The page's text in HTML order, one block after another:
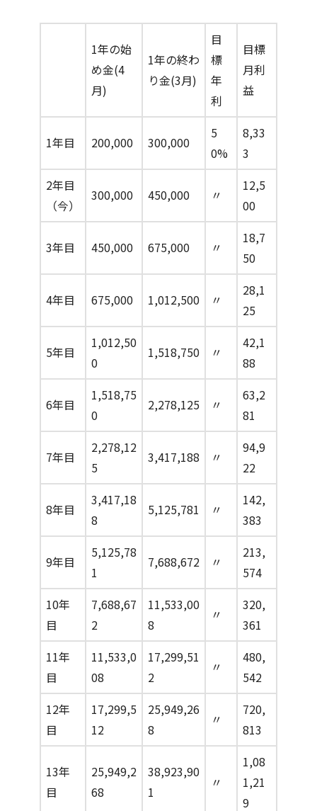
1年の始
め金(4
月)
1年の終わ
り金(3月)
目
標
年
利
目標
月利
益
1年目 200,000 300,000
5
0%
8,33
3
2年目
（今）
300,000 450,000 〃
12,5
00
3年目 450,000 675,000 〃
18,7
50
4年目 675,000 1,012,500 〃
28,1
25
5年目
1,012,50
0
1,518,750 〃
42,1
88
6年目
1,518,75
0
2,278,125 〃
63,2
81
7年目
2,278,12
5
3,417,188 〃
94,9
22
8年目
3,417,18
8
5,125,781 〃
142,
383
9年目
5,125,78
1
7,688,672 〃
213,
574
10年
目
7,688,67
2
11,533,00
8
〃
320,
361
11年
目
11,533,0
08
17,299,51
2
〃
480,
542
12年
目
17,299,5
12
25,949,26
8
〃
720,
813
13年
目
25,949,2
68
38,923,90
1
〃
1,08
1,21
9